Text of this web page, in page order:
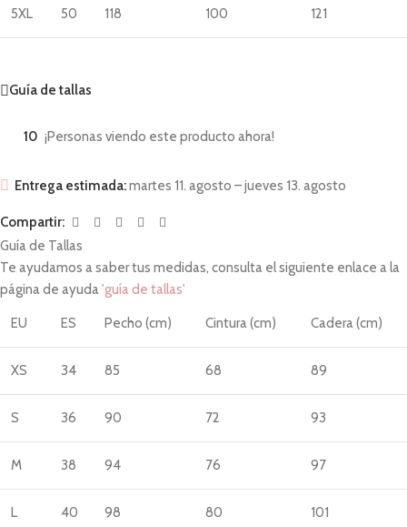
5XL 50 118 100 121
Guía de tallas
10 ¡Personas viendo este producto ahora!
Entrega estimada:martes 11. agosto – jueves 13. agosto
Compartir:
Guía de Tallas
Te ayudamos a saber tus medidas, consulta el siguiente enlace a la
página de ayuda'guía de tallas'
EU ES Pecho (cm) Cintura (cm) Cadera (cm)
XS 34 85 68 89
S 36 90 72 93
M 38 94 76 97
L 40 98 80 101